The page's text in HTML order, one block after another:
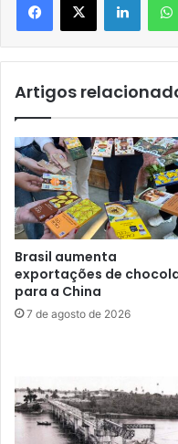
Artigos
Brasil aumenta
exportações de
para a China
7 de agosto de 2026